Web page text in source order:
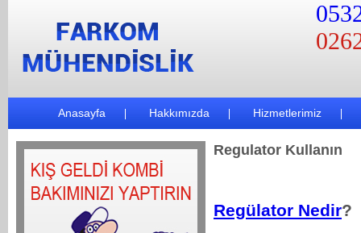
Anasayfa Hakkımızda Hizmetlerimiz
Regulator Kullanın
Regülator Nedir?